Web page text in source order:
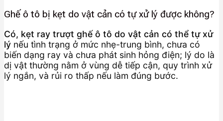
Ghế ô tô bị kẹt do vật cản có tự xử lý được không?
Có, kẹt ray trượt ghế ô tô do vật cản có thể tự xử
lý nếu tình trạng ở mức nhẹ-trung bình, chưa có
biến dạng ray và chưa phát sinh hỏng điện; lý do là
dị vật thường nằm ở vùng dễ tiếp cận, quy trình xử
lý ngắn, và rủi ro thấp nếu làm đúng bước.